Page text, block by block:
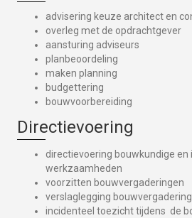
advisering keuze architect en
overleg met de opdrachtgever
aansturing adviseurs
planbeoordeling
maken planning
budgettering
bouwvoorbereiding
Directievoering
directievoering bouwkundige
werkzaamheden
voorzitten bouwvergaderingen
verslaglegging
incidenteel toezicht tijdens de